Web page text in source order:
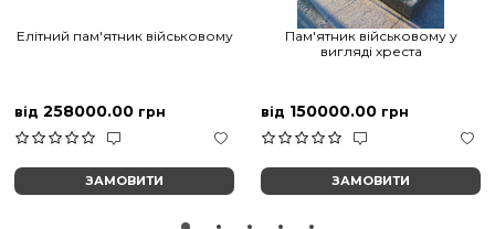
Елітний пам'ятник військовому
від 258000.00 грн
ЗАМОВИТИ
Пам'ятник військовому у
вигляді хреста
від 150000.00 грн
ЗАМОВИТИ